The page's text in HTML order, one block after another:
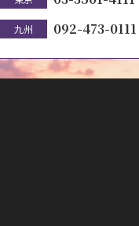
九州 092-473-0111